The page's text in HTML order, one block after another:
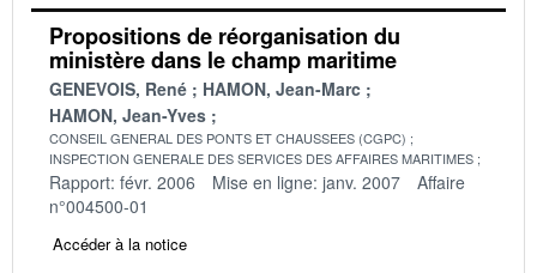
Propositions de réorganisation du
ministère dans le champ maritime
GENEVOIS, René
HAMON, Jean-Marc
HAMON, Jean-Yves
CONSEIL GENERAL DES PONTS ET CHAUSSEES (CGPC)
INSPECTION GENERALE DES SERVICES DES AFFAIRES MARITIMES
Rapport: févr. 2006 Mise en ligne: janv. 2007
Affaire
n°004500-01
Accéder à la notice